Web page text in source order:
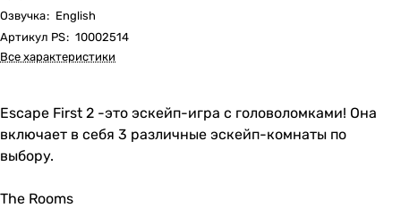
Озвучка: English
Артикул PS: 10002514
Все характеристики
Escape First 2 -это эскейп-игра с головоломками! Она
включает в себя 3 различные эскейп-комнаты по
выбору.
The Rooms